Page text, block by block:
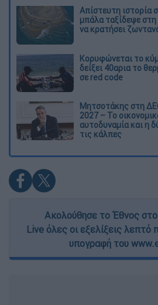
Απίστευτη ιστορία
μπάλα ταξίδεψε στη
να κρατήσει
Κορυφώνεται το
δείξει 40αρια το
σε red code
Μητσοτάκης στη
2027 – Το
αυτοδυναμία και η
τις κάλπες
Ακολούθησε το Έθνος
Live όλες οι εξελίξεις λεπτό
υπογραφή του